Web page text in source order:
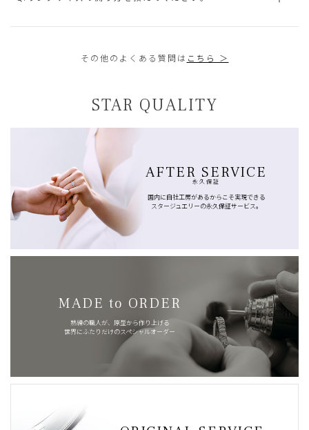
その他のよくある質問は こちら ＞
STAR QUALITY
AFTER SERVICE
永久保証
国内に自社工房があるからこそ実現できる
スタージュエリーの永久保証サービス。
MADE to ORDER
熟練の職人が、原型から作り上げる
世界にふたりだけのスペシャルオーダー